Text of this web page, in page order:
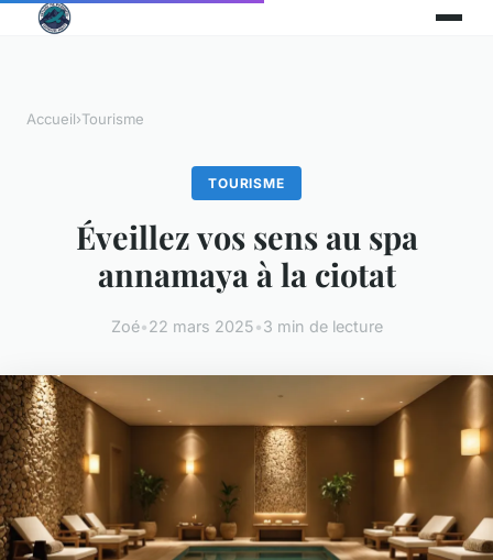
Accueil›Tourisme
TOURISME
Éveillez vos sens au spa
annamaya à la ciotat
Zoé•22 mars 2025•3 min de lecture